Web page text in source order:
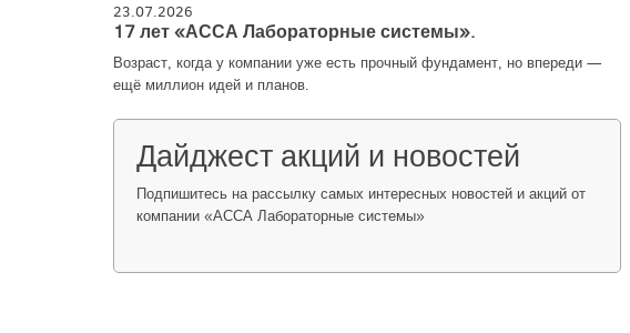
23.07.2026
17 лет «АССА Лабораторные системы».
Возраст, когда у компании уже есть прочный фундамент, но впереди —
ещё миллион идей и планов.
Дайджест акций и новостей
Подпишитесь на рассылку самых интересных новостей и акций от
компании «АССА Лабораторные системы»